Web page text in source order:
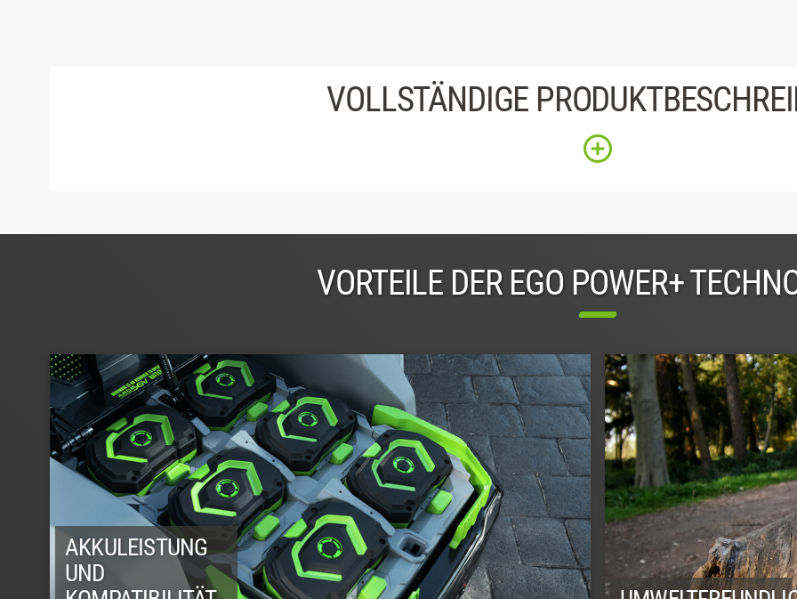
VOLLSTÄNDIGE
VORTEILE DER EGO POWER+
AKKULEISTUNG
UND